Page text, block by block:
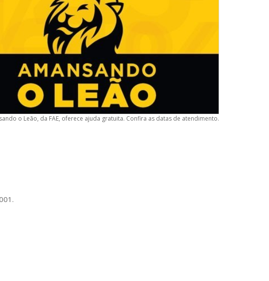
o Leão, da FAE, oferece ajuda gratuita. Confira as datas de atendimento.